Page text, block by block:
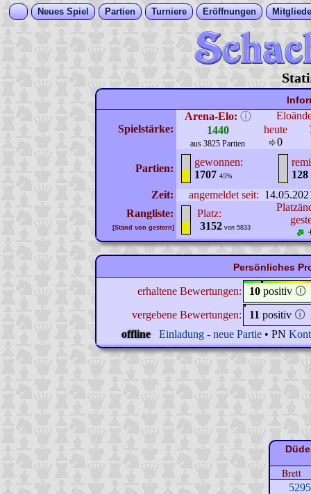
Neues Spiel Partien Turniere Eröffnungen
Spielstärke:
Arena-Elo: ⓘ
1440
aus 3825 Partien
heute
0
Partien:
gewonnen:
1707 45%
128
Zeit:
angemeldet seit:
Rangliste:
[Stand von gestern]
Platz:
3152 von 5833
Persönliches
erhaltene Bewertungen: 10 positiv 🛈
vergebene Bewertungen:
11 positiv 🛈
offline
Einladung - neue Partie • PN
Brett
5295